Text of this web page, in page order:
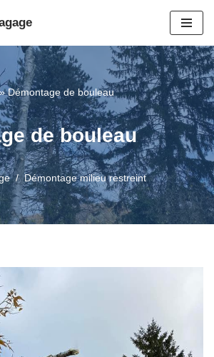
Démontage de bouleau
de bouleau
Démontage milieu restreint